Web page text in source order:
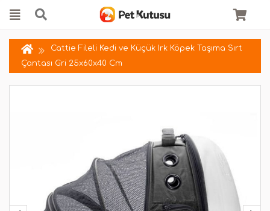
Cattie Fileli Kedi ve Küçük Irk Köpek Taşıma Sırt
Çantası Gri 25x60x40 Cm